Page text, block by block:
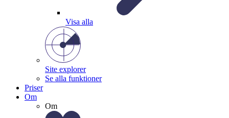
Visa alla
Site explorer
Se alla funktioner
Priser
Om
Om